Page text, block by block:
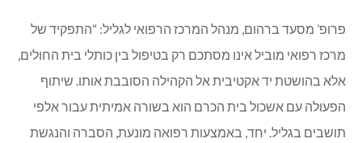
פרופ’ מסעד ברהום, מנהל המרכז הרפואי לגליל: “התפקיד של
מרכז רפואי מוביל אינו מסתכם רק בטיפול בין כותלי בית החולים,
אלא בהושטת יד אקטיבית אל הקהילה הסובבת אותו. שיתוף
הפעולה עם אשכול בית הכרם הוא בשורה אמיתית עבור אלפי
תושבים בגליל. יחד, באמצעות רפואה מונעת, הסברה והנגשת